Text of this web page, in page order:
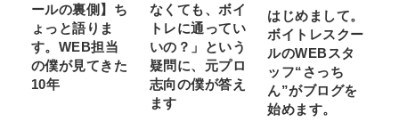
ールの裏側】ち
ょっと語りま
す。WEB担当
の僕が見てきた
10年
なくても、ボイ
トレに通ってい
いの？」という
疑問に、元プロ
志向の僕が答え
ます
はじめまして。
ボイトレスクー
ルのWEBスタ
ッフ“さっち
ん”がブログを
始めます。